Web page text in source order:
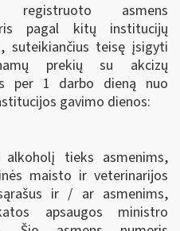
asmens
pagal kitų institucijų
suteikiančius teisę įsigyti
prekių su akcizų
per 1 darbo dieną nuo
gavimo dienos:
tieks asmenims,
maisto ir veterinarijos
ir / ar asmenims,
apsaugos ministro